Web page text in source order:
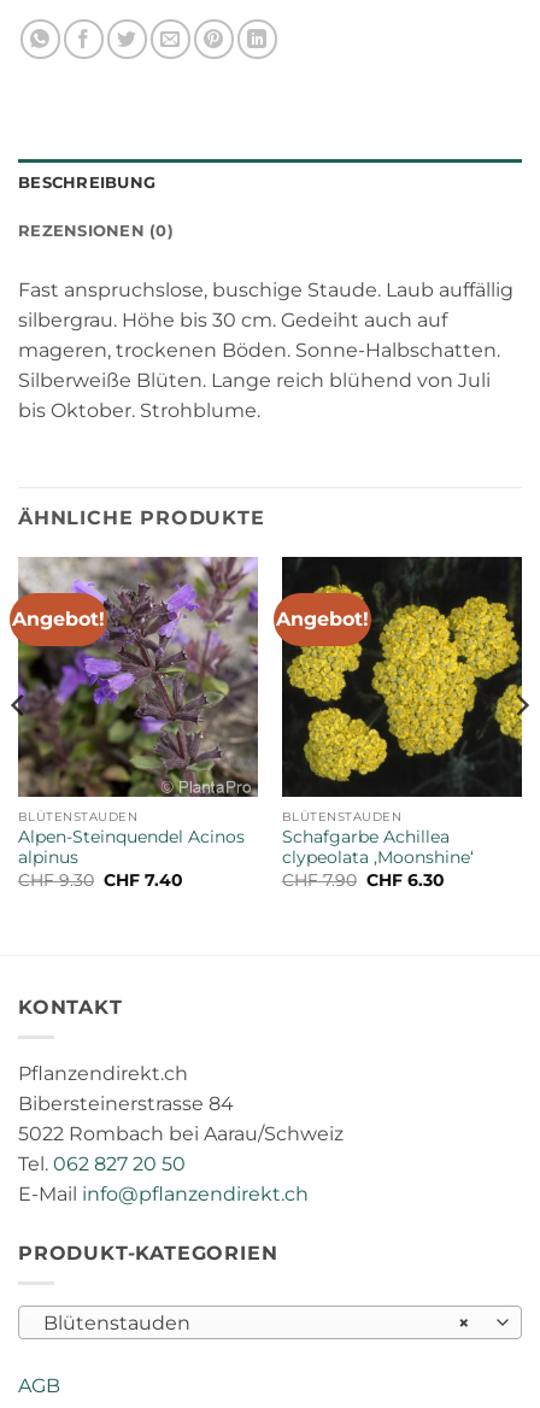
BESCHREIBUNG
REZENSIONEN (0)
Fast anspruchslose, buschige Staude. Laub auffällig
silbergrau. Höhe bis 30 cm. Gedeiht auch auf
mageren, trockenen Böden. Sonne-Halbschatten.
Silberweiße Blüten. Lange reich blühend von Juli
bis Oktober. Strohblume.
ÄHNLICHE PRODUKTE
Angebot!
BLÜTENSTAUDEN
Alpen-Steinquendel Acinos
alpinus
CHF9.30 Ursprünglicher
CHF7.40Aktueller
Angebot!
BLÜTENSTAUDEN
Schafgarbe Achillea
clypeolata ‚Moonshine‘
CHF7.90 Ursprünglicher
CHF6.30Aktueller
KONTAKT
Pflanzendirekt.ch
Bibersteinerstrasse 84
5022 Rombach bei Aarau/Schweiz
Tel. 062 827 20 50
E-Mail info@pflanzendirekt.ch
PRODUKT-KATEGORIEN
×
Blütenstauden
AGB